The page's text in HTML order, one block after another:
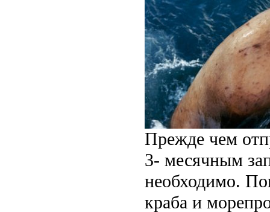
Прежде чем
3- месячным
необходимо.
краба и